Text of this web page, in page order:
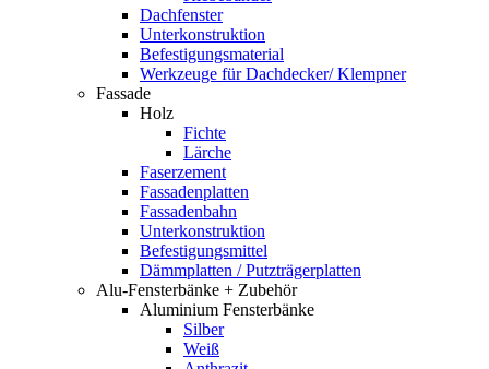
Dachfenster
Unterkonstruktion
Befestigungsmaterial
Werkzeuge für Dachdecker/ Klempner
Fassade
Holz
Fichte
Lärche
Faserzement
Fassadenplatten
Fassadenbahn
Unterkonstruktion
Befestigungsmittel
Dämmplatten / Putzträgerplatten
Alu-Fensterbänke + Zubehör
Aluminium Fensterbänke
Silber
Weiß